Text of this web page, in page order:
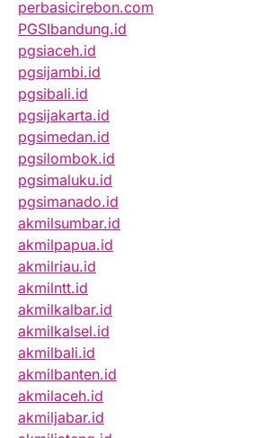
perbasicirebon.com
PGSIbandung.id
pgsiaceh.id
pgsijambi.id
pgsibali.id
pgsijakarta.id
pgsimedan.id
pgsilombok.id
pgsimaluku.id
pgsimanado.id
akmilsumbar.id
akmilpapua.id
akmilriau.id
akmilntt.id
akmilkalbar.id
akmilkalsel.id
akmilbali.id
akmilbanten.id
akmilaceh.id
akmiljabar.id